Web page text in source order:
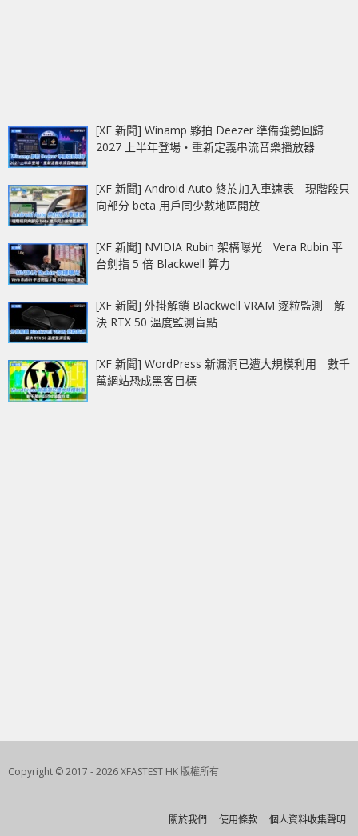
[XF 新聞] Winamp 夥拍 Deezer 準備強勢回歸
2027 上半年登場‧重新定義串流音樂播放器
[XF 新聞] Android Auto 終於加入車速表 現階段只
向部分 beta 用戶同少數地區開放
[XF 新聞] NVIDIA Rubin 架構曝光 Vera Rubin 平
台劍指 5 倍 Blackwell 算力
[XF 新聞] 外掛解鎖 Blackwell VRAM 逐粒監測 解
決 RTX 50 溫度監測盲點
[XF 新聞] WordPress 新漏洞已遭大規模利用 數千
萬網站恐成黑客目標
Copyright © 2017 - 2026 XFASTEST HK 版權所有
關於我們 使用條款 個人資料收集聲明